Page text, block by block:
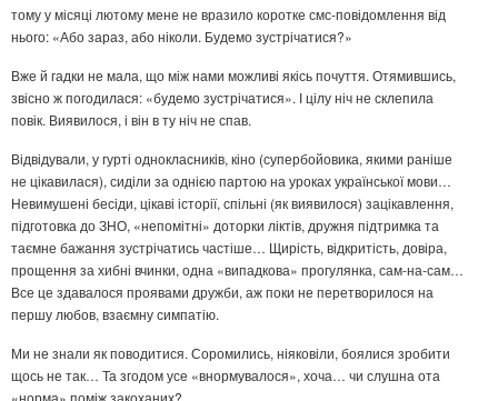
тому у місяці лютому мене не вразило коротке смс-повідомлення від
нього: «Або зараз, або ніколи. Будемо зустрічатися?»
Вже й гадки не мала, що між нами можливі якісь почуття. Отямившись,
звісно ж погодилася: «будемо зустрічатися». І цілу ніч не склепила
повік. Виявилося, і він в ту ніч не спав.
Відвідували, у гурті однокласників, кіно (супербойовика, якими раніше
не цікавилася), сиділи за однією партою на уроках української мови…
Невимушені бесіди, цікаві історії, спільні (як виявилося) зацікавлення,
підготовка до ЗНО, «непомітні» доторки ліктів, дружня підтримка та
таємне бажання зустрічатись частіше… Щирість, відкритість, довіра,
прощення за хибні вчинки, одна «випадкова» прогулянка, сам-на-сам…
Все це здавалося проявами дружби, аж поки не перетворилося на
першу любов, взаємну симпатію.
Ми не знали як поводитися. Соромились, ніяковіли, боялися зробити
щось не так… Та згодом усе «внормувалося», хоча… чи слушна ота
«норма» поміж закоханих?